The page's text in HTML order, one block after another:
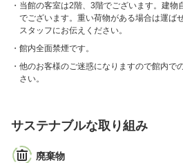
当館の客室は2階、3階でございます。建物
でございます。重い荷物がある場合は運ば
スタッフにお伝えください。
館内全面禁煙です。
他のお客様のご迷惑になりますので館内で
さい。
サステナブルな取り組み
廃棄物